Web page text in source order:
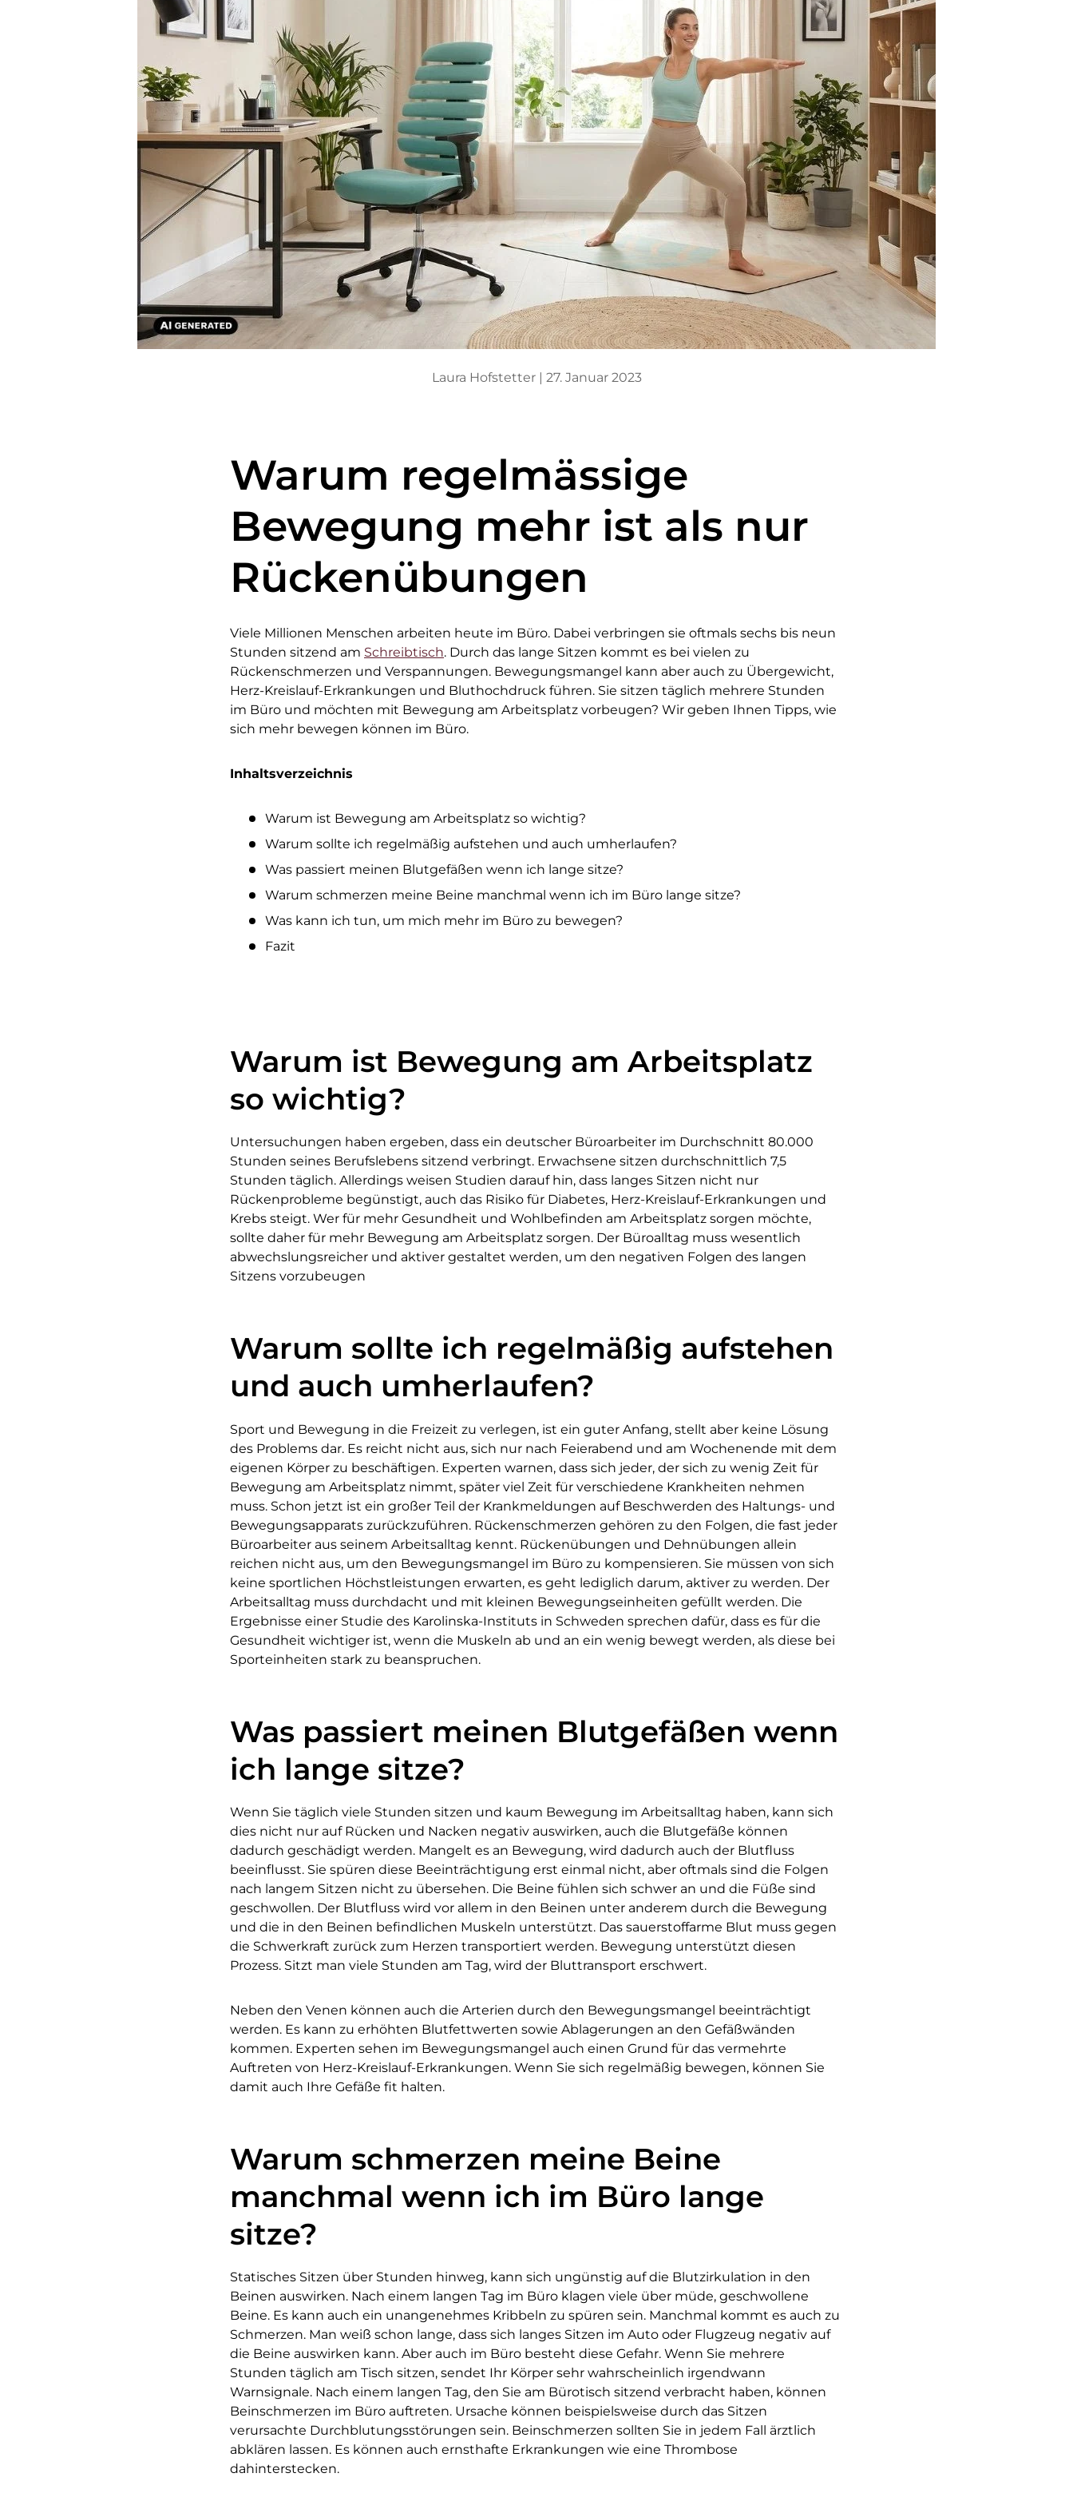
Laura Hofstetter | 27. Januar 2023
Warum regelmässige
Bewegung mehr ist als nur
Rückenübungen
Viele Millionen Menschen arbeiten heute im Büro. Dabei verbringen sie oftmals sechs bis neun
Stunden sitzend am Schreibtisch. Durch das lange Sitzen kommt es bei vielen zu
Rückenschmerzen und Verspannungen. Bewegungsmangel kann aber auch zu Übergewicht,
Herz-Kreislauf-Erkrankungen und Bluthochdruck führen. Sie sitzen täglich mehrere Stunden
im Büro und möchten mit Bewegung am Arbeitsplatz vorbeugen? Wir geben Ihnen Tipps, wie
sich mehr bewegen können im Büro.
Inhaltsverzeichnis
Warum ist Bewegung am Arbeitsplatz so wichtig?
Warum sollte ich regelmäßig aufstehen und auch umherlaufen?
Was passiert meinen Blutgefäßen wenn ich lange sitze?
Warum schmerzen meine Beine manchmal wenn ich im Büro lange sitze?
Was kann ich tun, um mich mehr im Büro zu bewegen?
Fazit
Warum ist Bewegung am Arbeitsplatz
so wichtig?
Untersuchungen haben ergeben, dass ein deutscher Büroarbeiter im Durchschnitt 80.000
Stunden seines Berufslebens sitzend verbringt. Erwachsene sitzen durchschnittlich 7,5
Stunden täglich. Allerdings weisen Studien darauf hin, dass langes Sitzen nicht nur
Rückenprobleme begünstigt, auch das Risiko für Diabetes, Herz-Kreislauf-Erkrankungen und
Krebs steigt. Wer für mehr Gesundheit und Wohlbefinden am Arbeitsplatz sorgen möchte,
sollte daher für mehr Bewegung am Arbeitsplatz sorgen. Der Büroalltag muss wesentlich
abwechslungsreicher und aktiver gestaltet werden, um den negativen Folgen des langen
Sitzens vorzubeugen
Warum sollte ich regelmäßig aufstehen
und auch umherlaufen?
Sport und Bewegung in die Freizeit zu verlegen, ist ein guter Anfang, stellt aber keine Lösung
des Problems dar. Es reicht nicht aus, sich nur nach Feierabend und am Wochenende mit dem
eigenen Körper zu beschäftigen. Experten warnen, dass sich jeder, der sich zu wenig Zeit für
Bewegung am Arbeitsplatz nimmt, später viel Zeit für verschiedene Krankheiten nehmen
muss. Schon jetzt ist ein großer Teil der Krankmeldungen auf Beschwerden des Haltungs- und
Bewegungsapparats zurückzuführen. Rückenschmerzen gehören zu den Folgen, die fast jeder
Büroarbeiter aus seinem Arbeitsalltag kennt. Rückenübungen und Dehnübungen allein
reichen nicht aus, um den Bewegungsmangel im Büro zu kompensieren. Sie müssen von sich
keine sportlichen Höchstleistungen erwarten, es geht lediglich darum, aktiver zu werden. Der
Arbeitsalltag muss durchdacht und mit kleinen Bewegungseinheiten gefüllt werden. Die
Ergebnisse einer Studie des Karolinska-Instituts in Schweden sprechen dafür, dass es für die
Gesundheit wichtiger ist, wenn die Muskeln ab und an ein wenig bewegt werden, als diese bei
Sporteinheiten stark zu beanspruchen.
Was passiert meinen Blutgefäßen wenn
ich lange sitze?
Wenn Sie täglich viele Stunden sitzen und kaum Bewegung im Arbeitsalltag haben, kann sich
dies nicht nur auf Rücken und Nacken negativ auswirken, auch die Blutgefäße können
dadurch geschädigt werden. Mangelt es an Bewegung, wird dadurch auch der Blutfluss
beeinflusst. Sie spüren diese Beeinträchtigung erst einmal nicht, aber oftmals sind die Folgen
nach langem Sitzen nicht zu übersehen. Die Beine fühlen sich schwer an und die Füße sind
geschwollen. Der Blutfluss wird vor allem in den Beinen unter anderem durch die Bewegung
und die in den Beinen befindlichen Muskeln unterstützt. Das sauerstoffarme Blut muss gegen
die Schwerkraft zurück zum Herzen transportiert werden. Bewegung unterstützt diesen
Prozess. Sitzt man viele Stunden am Tag, wird der Bluttransport erschwert.
Neben den Venen können auch die Arterien durch den Bewegungsmangel beeinträchtigt
werden. Es kann zu erhöhten Blutfettwerten sowie Ablagerungen an den Gefäßwänden
kommen. Experten sehen im Bewegungsmangel auch einen Grund für das vermehrte
Auftreten von Herz-Kreislauf-Erkrankungen. Wenn Sie sich regelmäßig bewegen, können Sie
damit auch Ihre Gefäße fit halten.
Warum schmerzen meine Beine
manchmal wenn ich im Büro lange
sitze?
Statisches Sitzen über Stunden hinweg, kann sich ungünstig auf die Blutzirkulation in den
Beinen auswirken. Nach einem langen Tag im Büro klagen viele über müde, geschwollene
Beine. Es kann auch ein unangenehmes Kribbeln zu spüren sein. Manchmal kommt es auch zu
Schmerzen. Man weiß schon lange, dass sich langes Sitzen im Auto oder Flugzeug negativ auf
die Beine auswirken kann. Aber auch im Büro besteht diese Gefahr. Wenn Sie mehrere
Stunden täglich am Tisch sitzen, sendet Ihr Körper sehr wahrscheinlich irgendwann
Warnsignale. Nach einem langen Tag, den Sie am Bürotisch sitzend verbracht haben, können
Beinschmerzen im Büro auftreten. Ursache können beispielsweise durch das Sitzen
verursachte Durchblutungsstörungen sein. Beinschmerzen sollten Sie in jedem Fall ärztlich
abklären lassen. Es können auch ernsthafte Erkrankungen wie eine Thrombose
dahinterstecken.